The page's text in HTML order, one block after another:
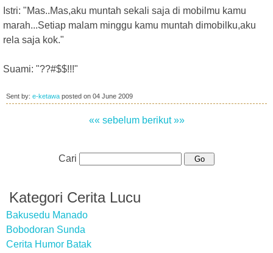
Istri: "Mas..Mas,aku muntah sekali saja di mobilmu kamu
marah...Setiap malam minggu kamu muntah dimobilku,aku
rela saja kok."
Suami: "??#$$!!!"
Sent by: e-ketawa posted on 04 June 2009
«« sebelum berikut »»
Cari
Kategori Cerita Lucu
Bakusedu Manado
Bobodoran Sunda
Cerita Humor Batak